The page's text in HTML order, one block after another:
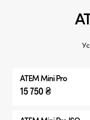
ATEM Mini Pro
15 750 ₴